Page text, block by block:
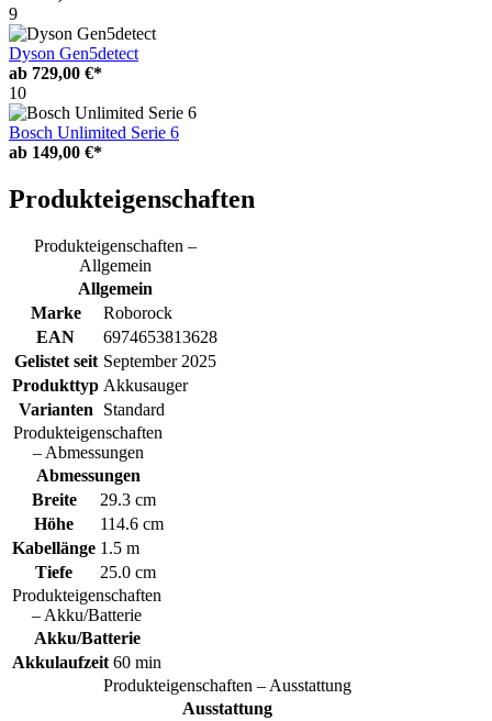
9
Dyson Gen5detect
ab 729,00 €*
10
Bosch Unlimited Serie 6
ab 149,00 €*
Produkteigenschaften
Produkteigenschaften –
Allgemein
Allgemein
Marke
Roborock
EAN
6974653813628
Gelistet seit September 2025
Produkttyp Akkusauger
Varianten
Standard
Produkteigenschaften
– Abmessungen
Abmessungen
Breite
29.3 cm
Höhe
114.6 cm
Kabellänge 1.5 m
Tiefe
25.0 cm
Produkteigenschaften
– Akku/Batterie
Akku/Batterie
Akkulaufzeit 60 min
Produkteigenschaften – Ausstattung
Ausstattung